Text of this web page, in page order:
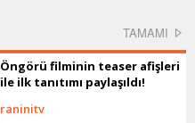
TAMAMI
Öngörü filminin teaser afişleri
ile ilk tanıtımı paylaşıldı!
raninitv